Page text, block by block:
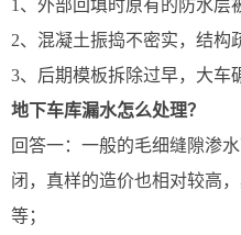
1、外部回填时原有的防水层
2、混凝土振捣不密实，结构
3、后期模板拆除过早，大车
地下车库漏水怎么处理？
回答一：一般的毛细缝隙渗
闭，真样的造价也相对较高
等；